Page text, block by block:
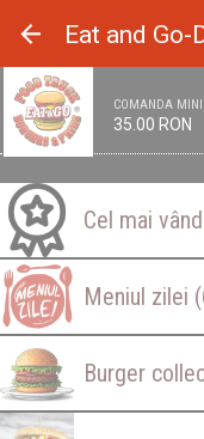
Eat and Go-
COMANDA
35.00 RON
Cel mai
Meniul zilei
Burger